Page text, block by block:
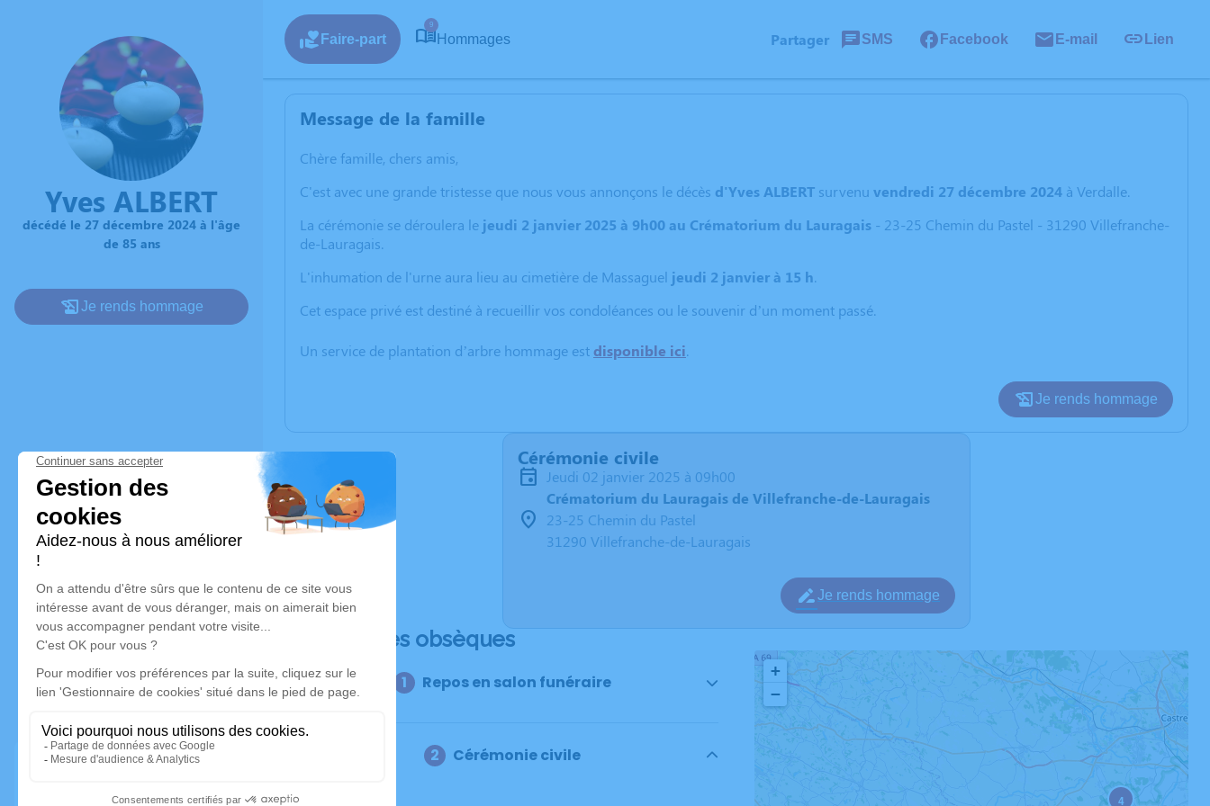
Yves ALBERT
décédé le 27 décembre 2024 à l'âge
de 85 ans
Je rends hommage
Faire-part
9
Hommages Partager SMS Facebook E-mail Lien
Message de la famille
Chère famille, chers amis,
C'est avec une grande tristesse que nous vous annonçons le décès d'Yves ALBERT survenu vendredi 27 décembre 2024 à Verdalle.
La cérémonie se déroulera le jeudi 2 janvier 2025 à 9h00 au Crématorium du Lauragais - 23-25 Chemin du Pastel - 31290 Villefranche-
de-Lauragais.
L'inhumation de l'urne aura lieu au cimetière de Massaguel jeudi 2 janvier à 15 h.
Cet espace privé est destiné à recueillir vos condoléances ou le souvenir d’un moment passé.
Un service de plantation d’arbre hommage est disponible ici.
Je rends hommage
Cérémonie civile
jeudi 02 janvier 2025 à 09h00
Crématorium du Lauragais de Villefranche-de-Lauragais
23-25 Chemin du Pastel
31290 Villefranche-de-Lauragais
Je rends hommage
Déroulé des obsèques
Repos en salon funéraire
Cérémonie civile
4
+
−